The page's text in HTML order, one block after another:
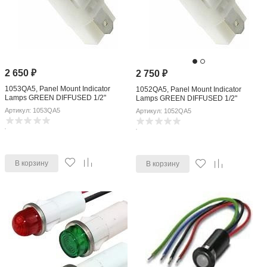
2 650₽
1053QA5, Panel Mount Indicator
Lamps GREEN DIFFUSED 1/2"
MOUNTING HOLE
Артикул: 1053QA5
В корзину
2 750 ₽
1052QA5, Panel Mount Indicator
Lamps GREEN DIFFUSED 1/2"
MOUNTING HOLE
Артикул: 1052QA5
В корзину